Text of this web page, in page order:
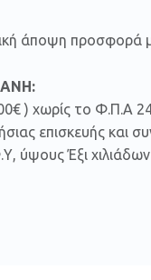
άποψη προσφορά
) χωρίς το Φ.Π.Α
επισκευής
Έξι